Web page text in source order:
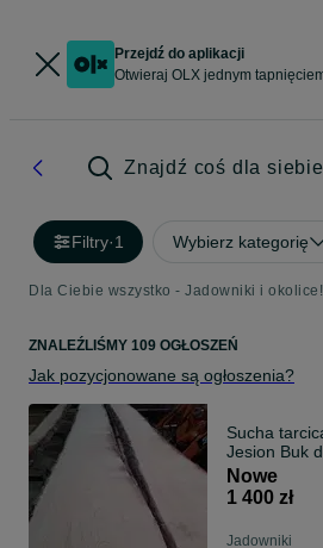
Przejdź do aplikacji
Otwieraj OLX jednym
Znajdź coś dla siebie
Filtry·1 Wybierz kategorię
Dla Ciebie wszystko - Jadowniki i okolice!
ZNALEŹLIŚMY 109 OGŁOSZEŃ
Jak pozycjonowane są ogłoszenia?
Sucha tarcica
Jesion Buk
Nowe
1 400 zł
Jadowniki